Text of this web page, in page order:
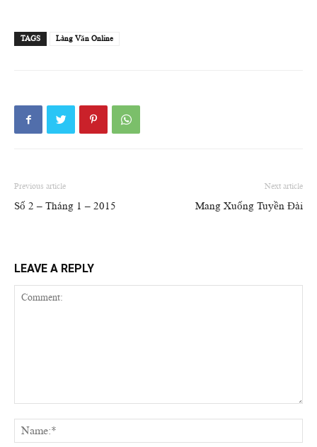
TAGS Làng Văn Online
Previous article
Số 2 – Tháng 1 – 2015
Next article
Mang Xuống Tuyền Đài
LEAVE A REPLY